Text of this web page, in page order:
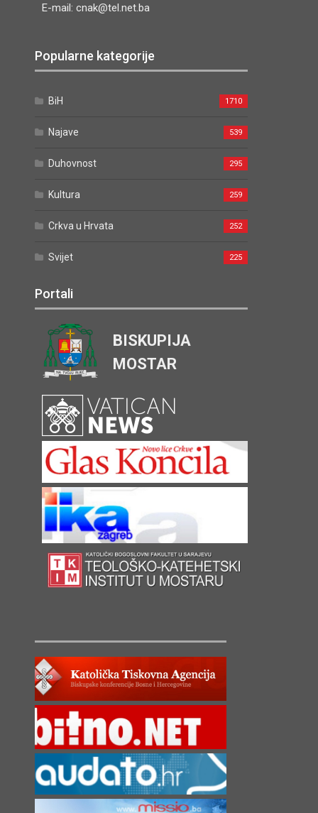
E-mail: cnak@tel.net.ba
Popularne kategorije
BiH 1710
Najave 539
Duhovnost 295
Kultura 259
Crkva u Hrvata 252
Svijet 225
Portali
BISKUPIJA
MOSTAR